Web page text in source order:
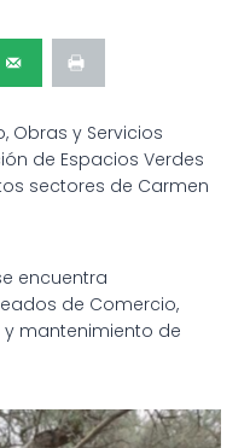
Obras y Servicios
de Espacios Verdes
sectores de Carmen
encuentra
de Comercio,
mantenimiento de